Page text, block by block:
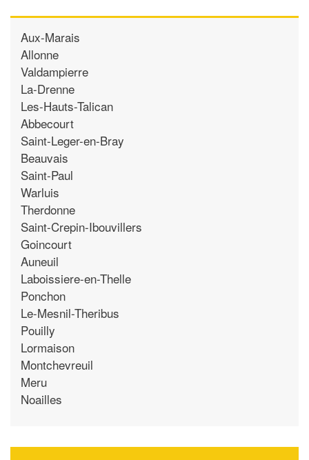
Aux-Marais
Allonne
Valdampierre
La-Drenne
Les-Hauts-Talican
Abbecourt
Saint-Leger-en-Bray
Beauvais
Saint-Paul
Warluis
Therdonne
Saint-Crepin-Ibouvillers
Goincourt
Auneuil
Laboissiere-en-Thelle
Ponchon
Le-Mesnil-Theribus
Pouilly
Lormaison
Montchevreuil
Meru
Noailles